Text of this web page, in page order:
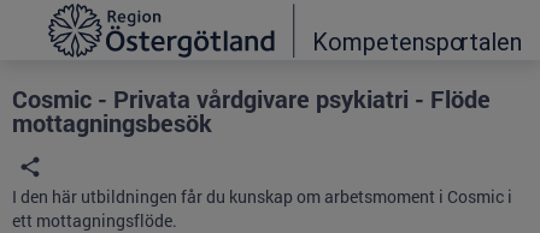
Grade
Portal
Cosmic - Privata vårdgivare psykiatri - Flöde
mottagningsbesök
I den här utbildningen får du kunskap om arbetsmoment i Cosmic i
ett mottagningsflöde.